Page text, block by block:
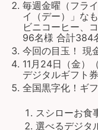
毎週金曜（フラ
イ（デー）」な
ビニコーヒー、
96名様 合計384
今回の目玉！ 現
11月24日（金）
デジタルギフト
全国黒字化！ギ
スシローお食
選べるデジタ